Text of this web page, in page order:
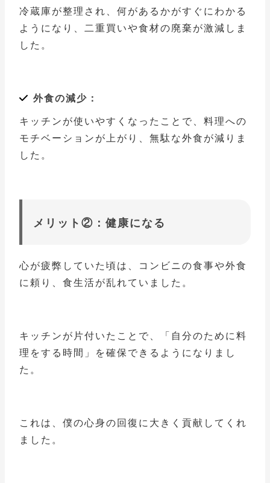
冷蔵庫が整理され、何があるかがすぐにわかる
ようになり、二重買いや食材の廃棄が激減しま
した。
外食の減少：
キッチンが使いやすくなったことで、料理への
モチベーションが上がり、無駄な外食が減りま
した。
メリット②：健康になる
心が疲弊していた頃は、コンビニの食事や外食
に頼り、食生活が乱れていました。
キッチンが片付いたことで、「自分のために料
理をする時間」を確保できるようになりまし
た。
これは、僕の心身の回復に大きく貢献してくれ
ました。